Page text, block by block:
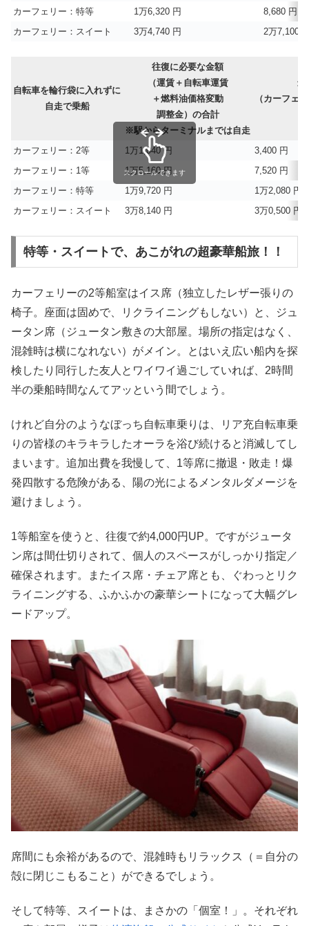
カーフェリー：特等 1万6,320 円
8,680 円
カーフェリー：スイート
3万4,740 円 2万7,100
自転車を輪行袋に入れずに
自走で乗船
往復に必要な金額
（運賃＋自転車運賃
＋燃料油価格変動
調整金）の合計
※駅からターミナルまでは自走
最
（カーフェ
カーフェリー：2等 1万1,040 円
3,400 円
カーフェリー：1等
1万5,160 円
7,520 円
カーフェリー：特等
1万9,720 円
1万2,080 円
カーフェリー：スイート
3万8,140 円 3万0,500 円
スクロールできます
特等・スイートで、あこがれの超豪華船旅！！
カーフェリーの2等船室はイス席（独立したレザー張りの
椅子。座面は固めで、リクライニングもしない）と、ジュ
ータン席（ジュータン敷きの大部屋。場所の指定はなく、
混雑時は横になれない）がメイン。とはいえ広い船内を探
検したり同行した友人とワイワイ過ごしていれば、2時間
半の乗船時間なんてアッという間でしょう。
けれど自分のようなぼっち自転車乗りは、リア充自転車乗
りの皆様のキラキラしたオーラを浴び続けると消滅してし
まいます。追加出費を我慢して、1等席に撤退・敗走！爆
発四散する危険がある、陽の光によるメンタルダメージを
避けましょう。
1等船室を使うと、往復で約4,000円UP。ですがジュータ
ン席は間仕切りされて、個人のスペースがしっかり指定／
確保されます。またイス席・チェア席とも、ぐわっとリク
ライニングする、ふかふかの豪華シートになって大幅グレ
ードアップ。
席間にも余裕があるので、混雑時もリラックス（＝自分の
殻に閉じこもること）ができるでしょう。
そして特等、スイートは、まさかの「個室！」。それぞれ